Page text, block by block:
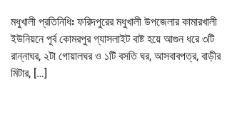
মধুখালী প্রতিনিধিঃ ফরিদপুরের মধুখালী উপজেলার কামারখালী
ইউনিয়নে পূর্ব কোমরপুর গ্যাসলাইট বাষ্ট হয়ে আগুন ধরে ৩টি
রান্নাঘর, ২টা গোয়ালঘর ও ১টি বসতি ঘর, আসবাবপত্র, বাড়ীর
মিটার, […]